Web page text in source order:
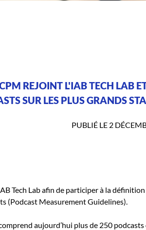
REJOINT L'IAB TECH LAB
SUR LES PLUS GRANDS
PUBLIÉ LE 2
Tech Lab afin de participer à la
(Podcast Measurement Guidelines).
aujourd’hui plus de 250 podcasts